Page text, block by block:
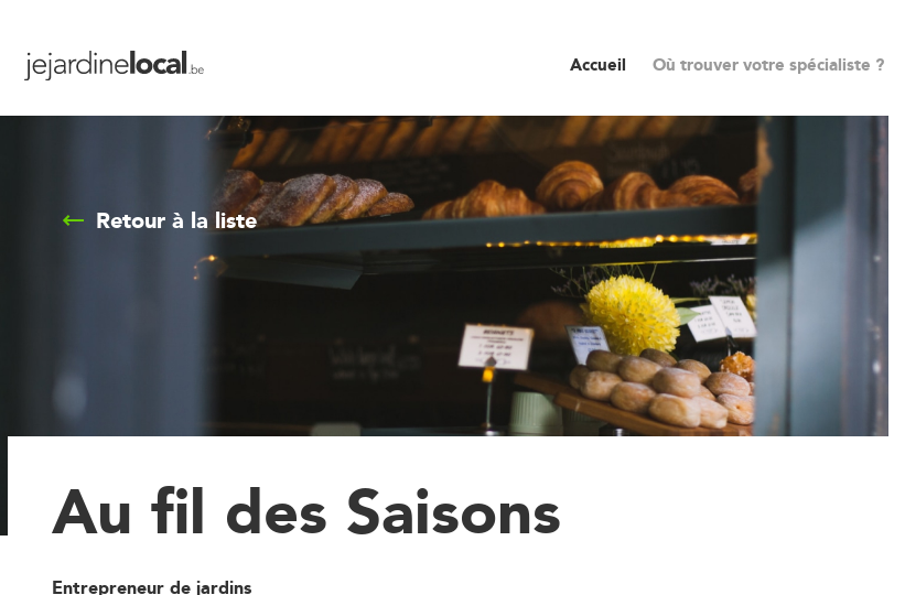
Accueil Où trouver votre spécialiste ?
Retour à la liste
Au fil des Saisons
Entrepreneur de jardins